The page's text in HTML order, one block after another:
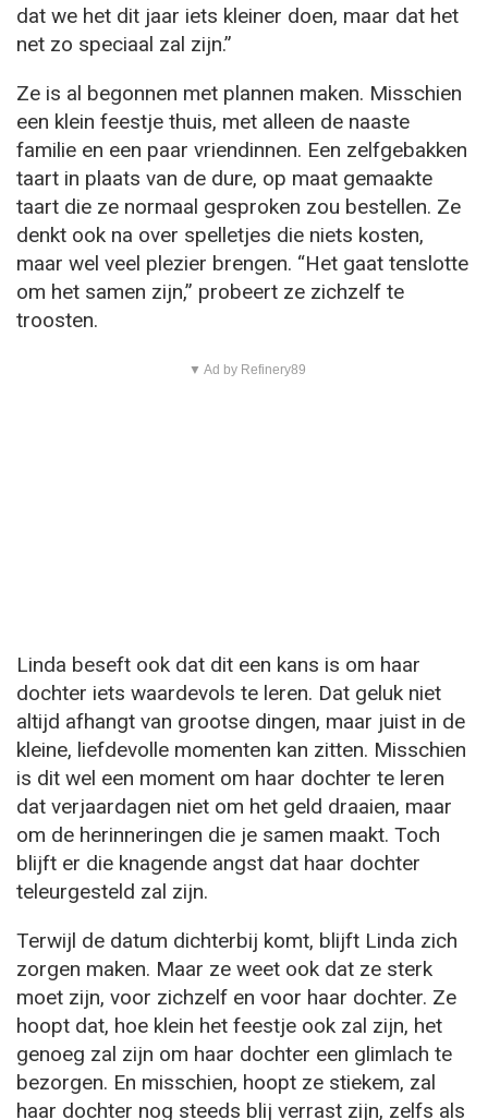
dat we het dit jaar iets kleiner doen, maar dat het
net zo speciaal zal zijn.”
Ze is al begonnen met plannen maken. Misschien
een klein feestje thuis, met alleen de naaste
familie en een paar vriendinnen. Een zelfgebakken
taart in plaats van de dure, op maat gemaakte
taart die ze normaal gesproken zou bestellen. Ze
denkt ook na over spelletjes die niets kosten,
maar wel veel plezier brengen. “Het gaat tenslotte
om het samen zijn,” probeert ze zichzelf te
troosten.
▼ Ad by Refinery89
Linda beseft ook dat dit een kans is om haar
dochter iets waardevols te leren. Dat geluk niet
altijd afhangt van grootse dingen, maar juist in de
kleine, liefdevolle momenten kan zitten. Misschien
is dit wel een moment om haar dochter te leren
dat verjaardagen niet om het geld draaien, maar
om de herinneringen die je samen maakt. Toch
blijft er die knagende angst dat haar dochter
teleurgesteld zal zijn.
Terwijl de datum dichterbij komt, blijft Linda zich
zorgen maken. Maar ze weet ook dat ze sterk
moet zijn, voor zichzelf en voor haar dochter. Ze
hoopt dat, hoe klein het feestje ook zal zijn, het
genoeg zal zijn om haar dochter een glimlach te
bezorgen. En misschien, hoopt ze stiekem, zal
haar dochter nog steeds blij verrast zijn, zelfs als